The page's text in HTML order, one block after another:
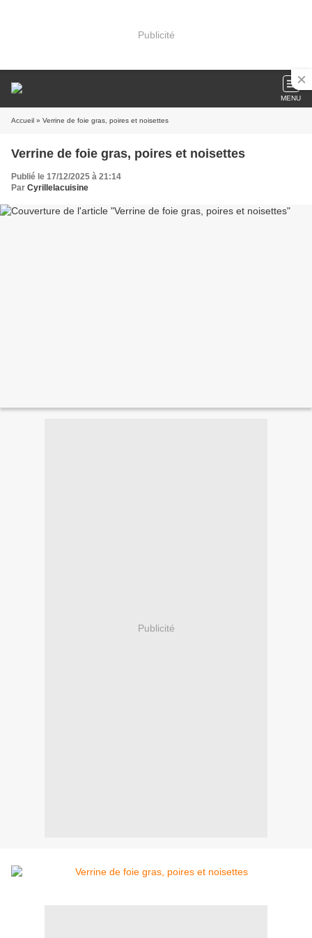
Publicité
MENU
Accueil » Verrine de foie gras, poires et noisettes
Verrine de foie gras, poires et noisettes
Publié le 17/12/2025 à 21:14
Par Cyrillelacuisine
Publicité